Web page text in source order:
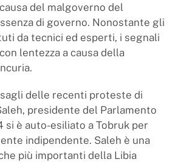
del malgoverno del
di governo. Nonostante gli
da tecnici ed esperti, i segnali
lentezza a causa della
delle recenti proteste di
presidente del Parlamento
si è auto-esiliato a Tobruk per
indipendente. Saleh è una
più importanti della Libia